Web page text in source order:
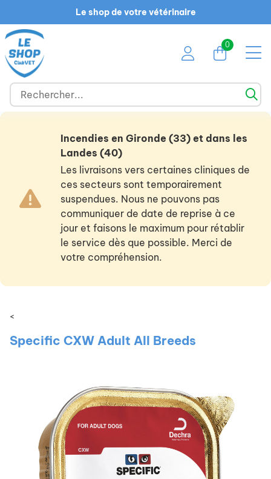
Le shop de votre vétérinaire
0
Incendies en Gironde (33) et dans les
Landes (40)
Les livraisons vers certaines cliniques de
ces secteurs sont temporairement
suspendues. Nous ne pouvons pas
communiquer de date de reprise à ce
jour et faisons le maximum pour rétablir
le service dès que possible. Merci de
votre compréhension.
<
Specific CXW Adult All Breeds